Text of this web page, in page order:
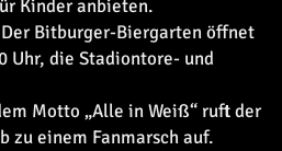
Kinder anbieten.
Der Bitburger-Biergarten öffnet
Uhr, die Stadiontore- und
Motto „Alle in Weiß“ ruft der
zu einem Fanmarsch auf.